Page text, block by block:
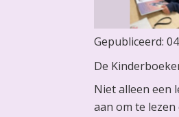
Gepubliceerd:
De
Niet alleen een
aan om te